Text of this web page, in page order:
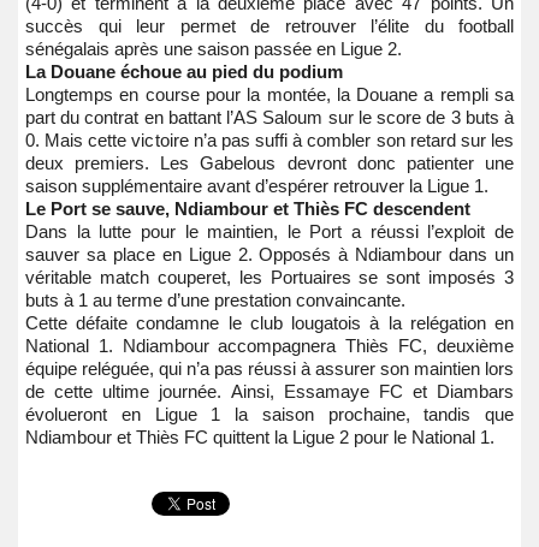
succès qui leur permet de retrouver l’élite du football
sénégalais après une saison passée en Ligue 2.
La Douane échoue au pied du podium
Longtemps en course pour la montée, la Douane a rempli sa
part du contrat en battant l’AS Saloum sur le score de 3 buts à
0. Mais cette victoire n’a pas suffi à combler son retard sur les
deux premiers. Les Gabelous devront donc patienter une
saison supplémentaire avant d’espérer retrouver la Ligue 1.
Le Port se sauve, Ndiambour et Thiès FC descendent
Dans la lutte pour le maintien, le Port a réussi l’exploit de
sauver sa place en Ligue 2. Opposés à Ndiambour dans un
véritable match couperet, les Portuaires se sont imposés 3
buts à 1 au terme d’une prestation convaincante.
Cette défaite condamne le club lougatois à la relégation en
National 1. Ndiambour accompagnera Thiès FC, deuxième
équipe reléguée, qui n’a pas réussi à assurer son maintien lors
de cette ultime journée. Ainsi, Essamaye FC et Diambars
évolueront en Ligue 1 la saison prochaine, tandis que
Ndiambour et Thiès FC quittent la Ligue 2 pour le National 1.